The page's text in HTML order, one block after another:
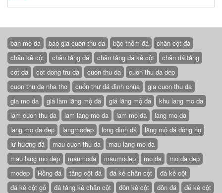
ban mo da bao gia cuon thu da bậc thềm đá
chân cột đá
chân kê cột
chân tảng đá chân tảng đá kê cột
chân đá tảng
cot da
cot dong tru da cuon thu da
cuon thu da dep
cuon thu da nha tho
cuốn thư đá đình chùa
gia cuon thu da
gia mo da
giá làm lăng mộ đá giá lăng mộ đá
khu lang mo da
lam cuon thu da
lam lang mo da lam mo da
lang mo da
lang mo da dep
langmodep long đình đá
lăng mộ đá dòng họ
lư hương đá
mau cuon thu da
mau lang mo da
mau lang mo dep
maumoda maumodep mo da
mo da dep
modep
Rồng đá tảng cột đá đá kê chân cột
đá kê cột
đá kê cột gỗ
đá tảng kê chân cột đôn kê cột đôn đá đế kê cột